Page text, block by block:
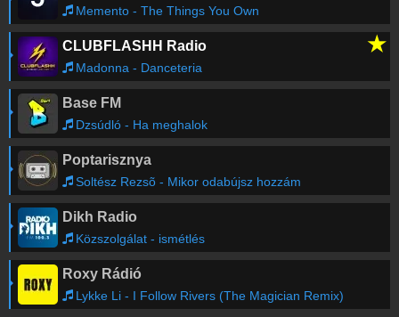
Memento - The Things You Own
CLUBFLASHH Radio ★
Madonna - Danceteria
Base FM
Dzsúdló - Ha meghalok
Poptarisznya
Soltész Rezsõ - Mikor odabújsz hozzám
Dikh Radio
Közszolgálat - ismétlés
Roxy Rádió
Lykke Li - I Follow Rivers (The Magician Remix)